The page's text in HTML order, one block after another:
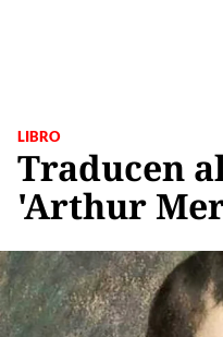
LIBRO
Traducen
'Arthur